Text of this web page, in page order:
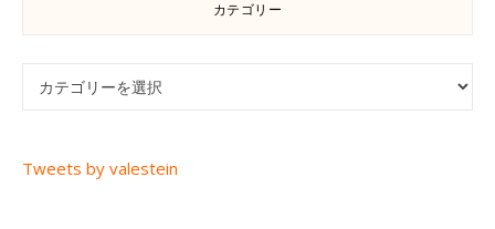
カテゴリー
カテゴリー
Tweets by valestein